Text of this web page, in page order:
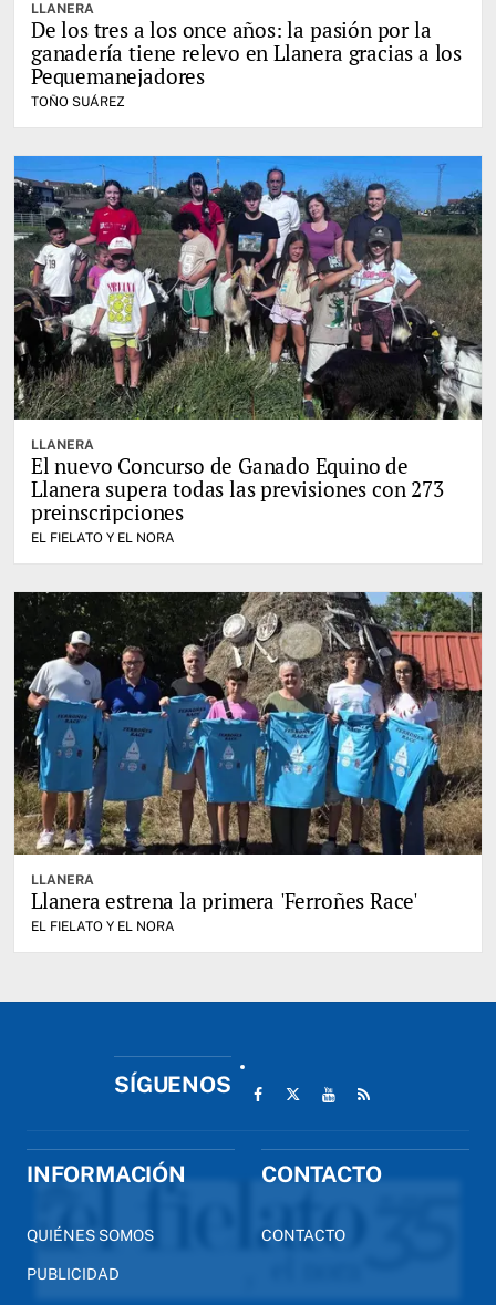
LLANERA
De los tres a los once años: la pasión por la
ganadería tiene relevo en Llanera gracias a los
Pequemanejadores
TOÑO SUÁREZ
LLANERA
El nuevo Concurso de Ganado Equino de
Llanera supera todas las previsiones con 273
preinscripciones
EL FIELATO Y EL NORA
LLANERA
Llanera estrena la primera 'Ferroñes Race'
EL FIELATO Y EL NORA
SÍGUENOS
INFORMACIÓN
QUIÉNES SOMOS
PUBLICIDAD
CONTACTO
CONTACTO